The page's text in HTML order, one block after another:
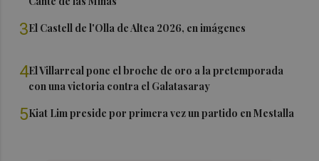
3El Castell de l'Olla de Altea 2026, en imágenes
4El Villarreal pone el broche de oro a la pretemporada
con una victoria contra el Galatasaray
5Kiat Lim preside por primera vez un partido en Mestalla